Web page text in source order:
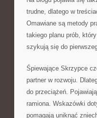
trudne, dlatego w
Omawiane są metody
takiego planu prób,
szykują się do
Śpiewające Skrzypce
partner w rozwoju.
do przeciążeń.
ramiona. Wskazówki
pomagają uniknąć